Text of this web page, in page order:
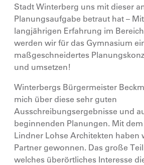
Stadt Winterberg uns mit dieser
Planungsaufgabe betraut hat –
langjährigen Erfahrung im
werden wir für das Gymnasium
maßgeschneidertes
und umsetzen!
Winterbergs Bürgermeister
mich über diese sehr guten
Ausschreibungsergebnisse und
beginnenden Planungen. Mit
Lindner Lohse Architekten haben
Partner gewonnen. Das große
welches überörtliches Interesse